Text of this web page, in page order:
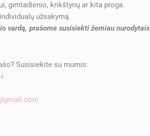
gimtadienio, krikštynų ar kita proga.
užsakymą.
vardą, prašome susisiekti žemiau nurodytais
Susisiekite su mumis: